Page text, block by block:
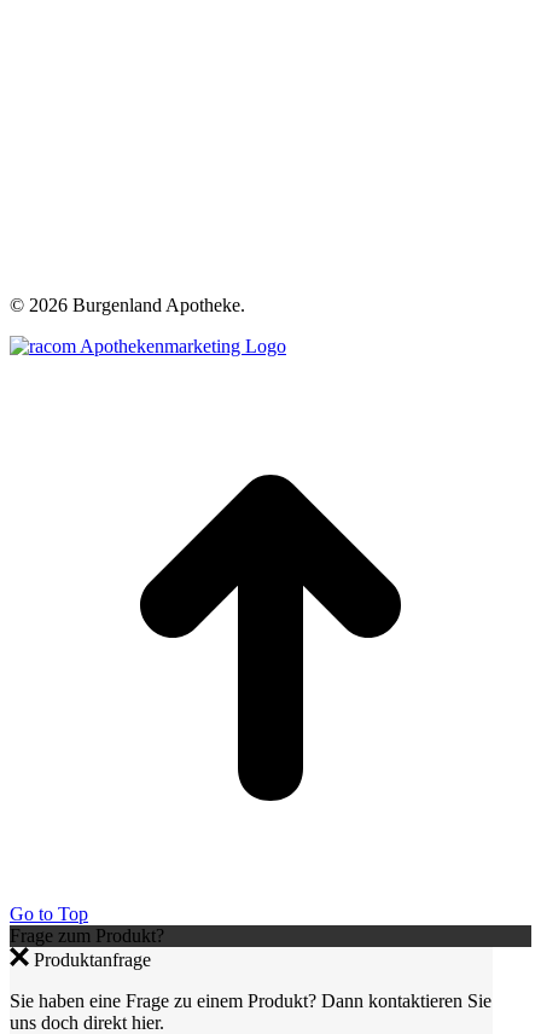
© 2026 Burgenland Apotheke.
Go to Top
Frage zum Produkt?
Produktanfrage
Sie haben eine Frage zu einem Produkt? Dann kontaktieren Sie
uns doch direkt hier.